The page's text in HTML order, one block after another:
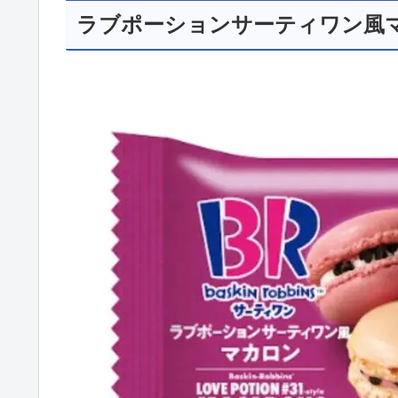
ラブポーションサーティワン風